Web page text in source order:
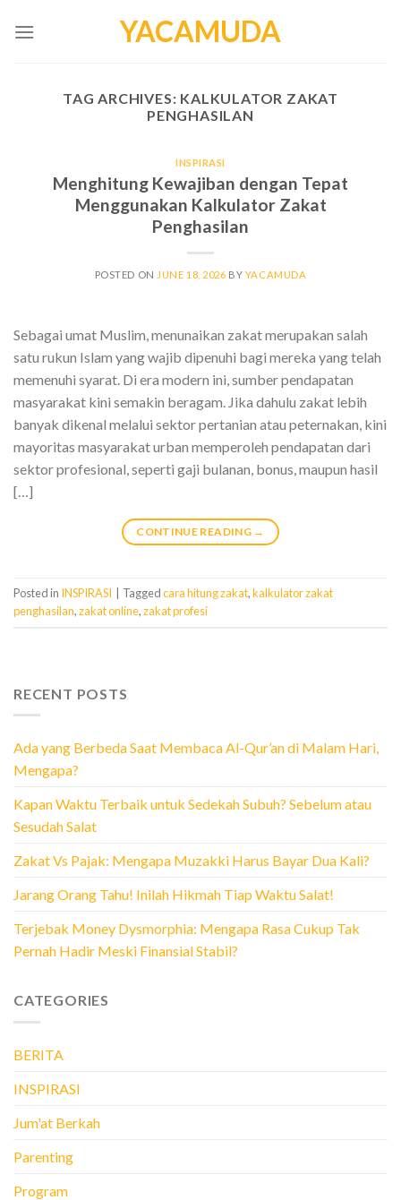
YACAMUDA
TAG ARCHIVES: KALKULATOR ZAKAT
PENGHASILAN
INSPIRASI
Menghitung Kewajiban dengan Tepat
Menggunakan Kalkulator Zakat
Penghasilan
POSTED ON JUNE 18, 2026 BY YACAMUDA
Sebagai umat Muslim, menunaikan zakat merupakan salah
satu rukun Islam yang wajib dipenuhi bagi mereka yang telah
memenuhi syarat. Di era modern ini, sumber pendapatan
masyarakat kini semakin beragam. Jika dahulu zakat lebih
banyak dikenal melalui sektor pertanian atau peternakan, kini
mayoritas masyarakat urban memperoleh pendapatan dari
sektor profesional, seperti gaji bulanan, bonus, maupun hasil
[…]
CONTINUE READING →
Posted in INSPIRASI Taggedcara hitung zakat,kalkulator zakat
penghasilan,zakat online,zakat profesi
RECENT POSTS
Ada yang Berbeda Saat Membaca Al-Qur’an di Malam Hari,
Mengapa?
Kapan Waktu Terbaik untuk Sedekah Subuh? Sebelum atau
Sesudah Salat
Zakat Vs Pajak: Mengapa Muzakki Harus Bayar Dua Kali?
Jarang Orang Tahu! Inilah Hikmah Tiap Waktu Salat!
Terjebak Money Dysmorphia: Mengapa Rasa Cukup Tak
Pernah Hadir Meski Finansial Stabil?
CATEGORIES
BERITA
INSPIRASI
Jum'at Berkah
Parenting
Program